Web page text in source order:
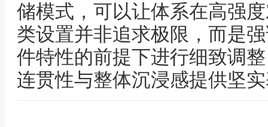
储模式，可以让体系在高强
类设置并非追求极限，而是
件特性的前提下进行细致调
连贯性与整体沉浸感提供坚